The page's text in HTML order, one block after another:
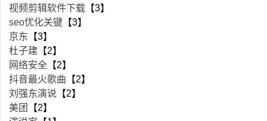
视频剪辑软件下载 【3】
seo优化关键 【3】
京东 【3】
杜子建 【2】
网络安全 【2】
抖音最火歌曲 【2】
刘强东演说 【2】
美团
【2】